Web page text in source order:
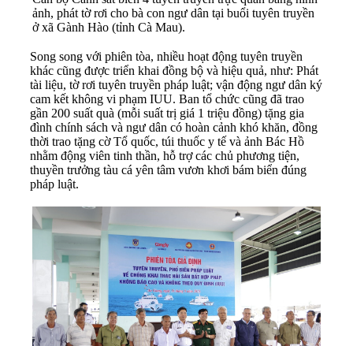
ảnh, phát tờ rơi cho bà con ngư dân tại buổi tuyên truyền
ở xã Gành Hào (tỉnh Cà Mau).
Song song với phiên tòa, nhiều hoạt động tuyên truyền
khác cũng được triển khai đồng bộ và hiệu quả, như: Phát
tài liệu, tờ rơi tuyên truyền pháp luật; vận động ngư dân ký
cam kết không vi phạm IUU. Ban tổ chức cũng đã trao
gần 200 suất quà (mỗi suất trị giá 1 triệu đồng) tặng gia
đình chính sách và ngư dân có hoàn cảnh khó khăn, đồng
thời trao tặng cờ Tổ quốc, túi thuốc y tế và ảnh Bác Hồ
nhằm động viên tinh thần, hỗ trợ các chủ phương tiện,
thuyền trưởng tàu cá yên tâm vươn khơi bám biển đúng
pháp luật.